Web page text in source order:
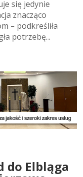
się jedynie
znacząco
– podkreśliła
potrzebę...
do Elbląga